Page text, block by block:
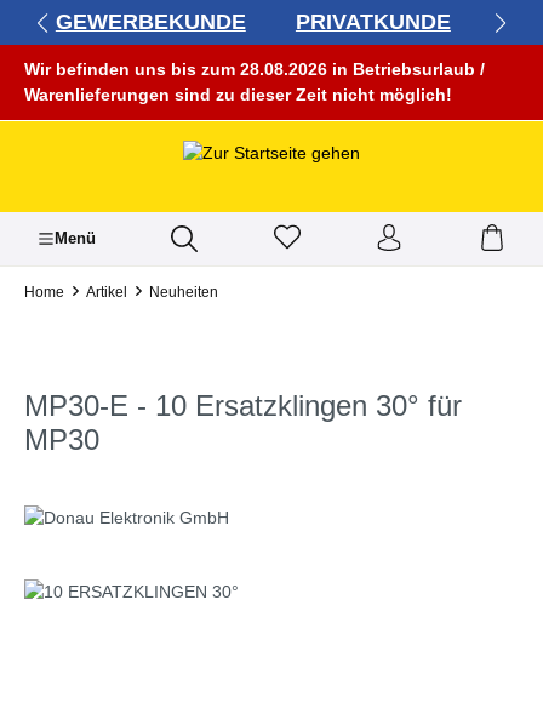
springen
GEWERBEKUNDE PRIVATKUNDE
Wir befinden uns bis zum 28.08.2026 in Betriebsurlaub /
Warenlieferungen sind zu dieser Zeit nicht möglich!
Menü
Home Artikel Neuheiten
MP30-E - 10 Ersatzklingen 30° für
MP30
Bildergalerie überspringen